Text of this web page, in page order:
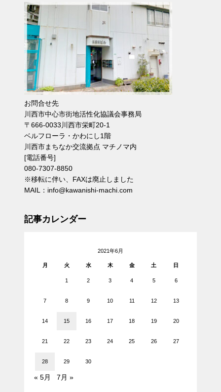
お問合せ先
川西市中心市街地活性化協議会事務局
〒666-0033川西市栄町20-1
ベルフローラ・かわにし1階
川西市まちなか交流拠点 マチノマ内
[電話番号]
080-7307-8850
※移転に伴い、FAXは廃止しました
MAIL：info@kawanishi-machi.com
記事カレンダー
2021年6月
月 火 水 木 金 土 日
1 2 3 4 5 6
7 8 9 10 11 12 13
14 15 16 17 18 19 20
21 22 23 24 25 26 27
28 29 30
« 5月 7月 »